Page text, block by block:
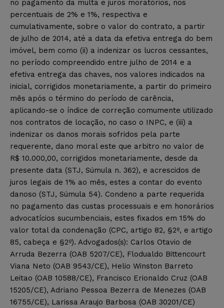
no pagamento da multa e juros moratórios, nos
percentuais de 2% e 1%, respectiva e
cumulativamente, sobre o valor do contrato, a partir
de julho de 2014, até a data da efetiva entrega do bem
imóvel, bem como (ii) a indenizar os lucros cessantes,
no período compreendido entre julho de 2014 e a
efetiva entrega das chaves, nos valores indicados na
inicial, corrigidos monetariamente, a partir do primeiro
mês após o término do período de carência,
aplicando-se o índice de correção comumente utilizado
nos contratos de locação, no caso o INPC, e (iii) a
indenizar os danos morais sofridos pela parte
requerente, dano moral este que arbitro no valor de
R$ 10.000,00, corrigidos monetariamente, desde da
presente data (STJ, Súmula n. 362), e acrescidos de
juros legais de 1% ao mês, estes a contar do evento
danoso (STJ, Súmula 54). Condeno a parte requerida
no pagamento das custas processuais e em honorários
advocatícios sucumbenciais, estes fixados em 15% do
valor total da condenação (CPC, artigo 82, §2º, e artigo
85, cabeça e §2º). Advogados(s): Carlos Otavio de
Arruda Bezerra (OAB 5207/CE), Flodualdo Bittencourt
Viana Neto (OAB 9543/CE), Helio Winston Barreto
Leitao (OAB 10588/CE), Francisco Erionaldo Cruz (OAB
15205/CE), Adriano Pessoa Bezerra de Menezes (OAB
16755/CE), Larissa Araujo Barbosa (OAB 30201/CE)